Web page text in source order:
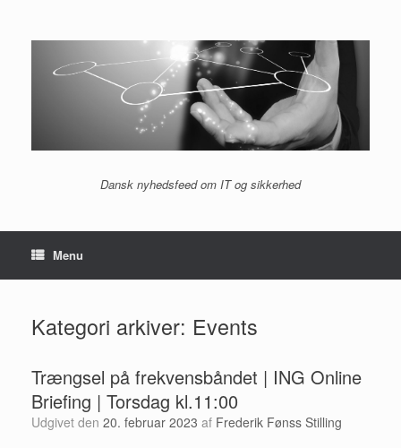
indhold
Dansk nyhedsfeed om IT og sikkerhed
Menu
Kategori arkiver: Events
Trængsel på frekvensbåndet | ING Online
Briefing | Torsdag kl.11:00
Udgivet den 20. februar 2023 af Frederik Fønss Stilling